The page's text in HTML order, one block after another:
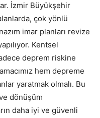
İzmir Büyükşehir
çok yönlü
imar planları revize
Kentsel
deprem riskine
hem depreme
yaratmak olmalı. Bu
dönüşüm
daha iyi ve güvenli